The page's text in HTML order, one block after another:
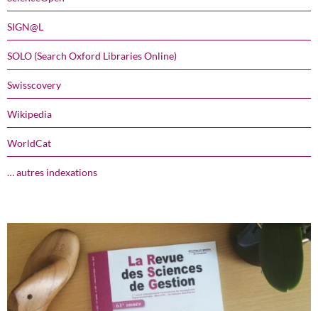
SIGN@L
SOLO (Search Oxford Libraries Online)
Swisscovery
Wikipedia
WorldCat
… autres indexations